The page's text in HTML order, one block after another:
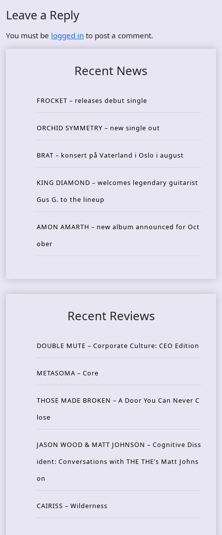
Leave a Reply
You must be logged in to post a comment.
Recent News
FROCKET – releases debut single
ORCHID SYMMETRY – new single out
BRAT – konsert på Vaterland i Oslo i august
KING DIAMOND – welcomes legendary guitarist
Gus G. to the lineup
AMON AMARTH – new album announced for Oct
ober
Recent Reviews
DOUBLE MUTE – Corporate Culture: CEO Edition
METASOMA – Core
THOSE MADE BROKEN – A Door You Can Never C
lose
JASON WOOD & MATT JOHNSON – Cognitive Diss
ident: Conversations with THE THE’s Matt Johns
on
CAIRISS – Wilderness